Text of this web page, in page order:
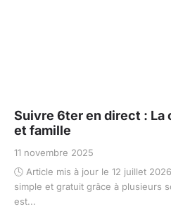
Suivre 6ter en direct : La
et famille
11 novembre 2025
🕓 Article mis à jour le 12 juillet 2026 Regarder 6ter en direct est
simple et gratuit grâce à plusieurs
est...